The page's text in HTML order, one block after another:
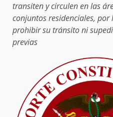
transiten y circulen en las
conjuntos residenciales,
prohibir su tránsito ni
previas